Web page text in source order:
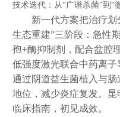
技术迭代：从“广谱杀菌”到“
新一代方案把治疗
生态重建”三阶段：急性
孢+酶抑制剂，配合盆腔
低强度激光联合中药离
通过阴道益生菌植入与
地位，减少炎症复发。
临床指南，初见成效。